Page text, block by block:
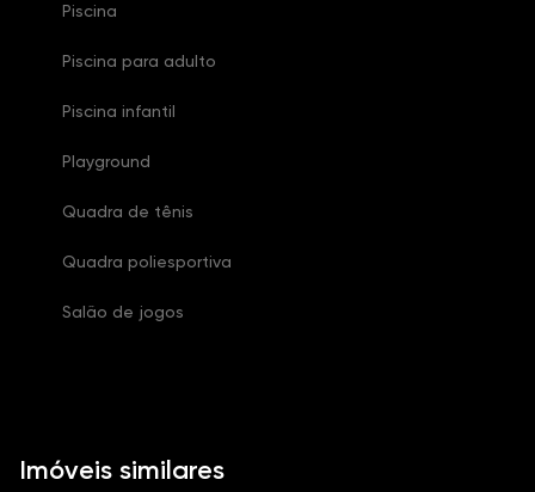
Piscina
Piscina para adulto
Piscina infantil
Playground
Quadra de tênis
Quadra poliesportiva
Salão de jogos
Imóveis similares